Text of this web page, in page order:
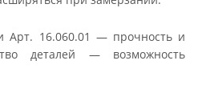
Арт. 16.060.01 — прочность и
деталей — возможность